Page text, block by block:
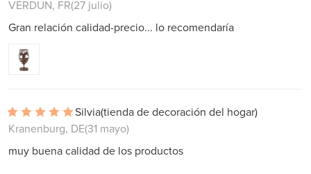
VERDUN, FR(27 julio)
Gran relación calidad-precio... lo recomendaría
Silvia(tienda de decoración del hogar)
Kranenburg, DE(31 mayo)
muy buena calidad de los productos